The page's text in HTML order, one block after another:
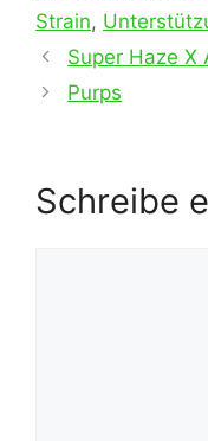
Strain,
Super Haze X
Purps
Schreibe